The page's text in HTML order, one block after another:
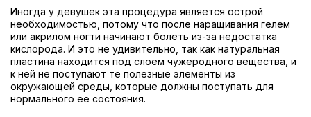
Иногда у девушек эта процедура является острой
необходимостью, потому что после наращивания гелем
или акрилом ногти начинают болеть из-за недостатка
кислорода. И это не удивительно, так как натуральная
пластина находится под слоем чужеродного вещества, и
к ней не поступают те полезные элементы из
окружающей среды, которые должны поступать для
нормального ее состояния.